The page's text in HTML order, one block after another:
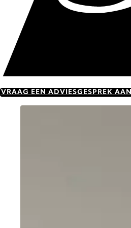
VRAAG EEN ADVIESGESPREK AAN
Go to item 0